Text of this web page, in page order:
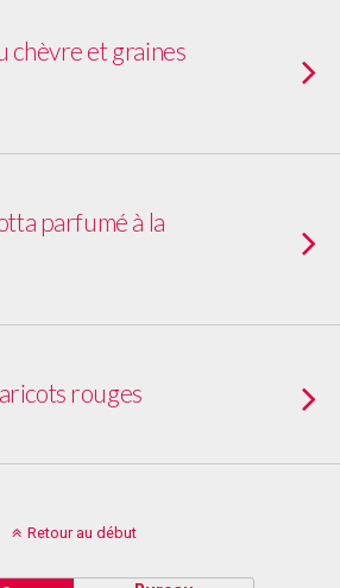
chèvre et graines
parfumé à la
rouges
Retour au début